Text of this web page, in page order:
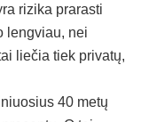
rizika prarasti
lengviau, nei
liečia tiek privatų,
40 metų